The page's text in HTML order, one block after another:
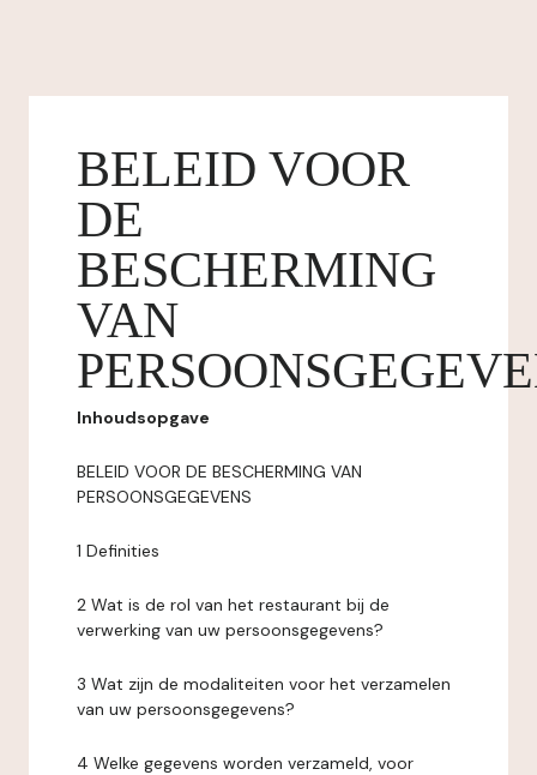
BELEID VOOR
DE
BESCHERMING
VAN
Inhoudsopgave
BELEID VOOR DE BESCHERMING VAN
PERSOONSGEGEVENS
1 Definities
2 Wat is de rol van het restaurant bij de
verwerking van uw persoonsgegevens?
3 Wat zijn de modaliteiten voor het verzamelen
van uw persoonsgegevens?
4 Welke gegevens worden verzameld, voor